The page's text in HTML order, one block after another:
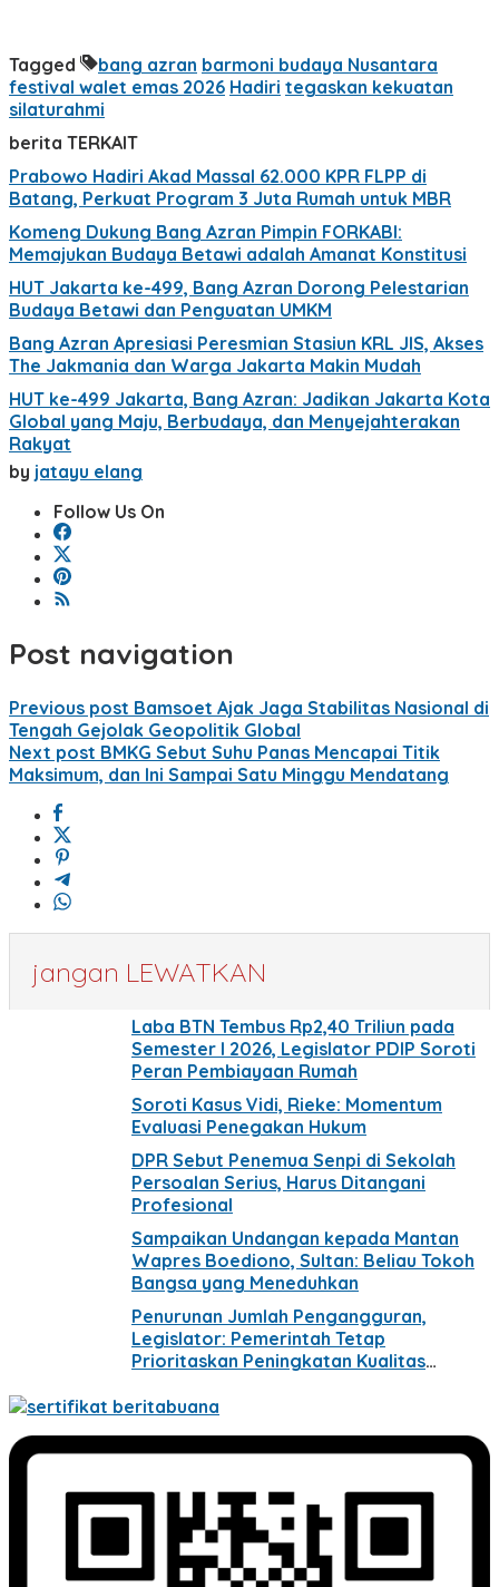
Tagged bang azran barmoni budaya Nusantara
festival walet emas 2026 Hadiri tegaskan kekuatan
silaturahmi
berita TERKAIT
Prabowo Hadiri Akad Massal 62.000 KPR FLPP di
Batang, Perkuat Program 3 Juta Rumah untuk MBR
Komeng Dukung Bang Azran Pimpin FORKABI:
Memajukan Budaya Betawi adalah Amanat Konstitusi
HUT Jakarta ke-499, Bang Azran Dorong Pelestarian
Budaya Betawi dan Penguatan UMKM
Bang Azran Apresiasi Peresmian Stasiun KRL JIS, Akses
The Jakmania dan Warga Jakarta Makin Mudah
HUT ke-499 Jakarta, Bang Azran: Jadikan Jakarta Kota
Global yang Maju, Berbudaya, dan Menyejahterakan
Rakyat
by jatayu elang
Follow Us On
Post navigation
Previous post Bamsoet Ajak Jaga Stabilitas Nasional di
Tengah Gejolak Geopolitik Global
Next post BMKG Sebut Suhu Panas Mencapai Titik
Maksimum, dan Ini Sampai Satu Minggu Mendatang
jangan LEWATKAN
Laba BTN Tembus Rp2,40 Triliun pada
Semester I 2026, Legislator PDIP Soroti
Peran Pembiayaan Rumah
Soroti Kasus Vidi, Rieke: Momentum
Evaluasi Penegakan Hukum
DPR Sebut Penemua Senpi di Sekolah
Persoalan Serius, Harus Ditangani
Profesional
Sampaikan Undangan kepada Mantan
Wapres Boediono, Sultan: Beliau Tokoh
Bangsa yang Meneduhkan
Penurunan Jumlah Pengangguran,
Legislator: Pemerintah Tetap
Prioritaskan Peningkatan Kualitas